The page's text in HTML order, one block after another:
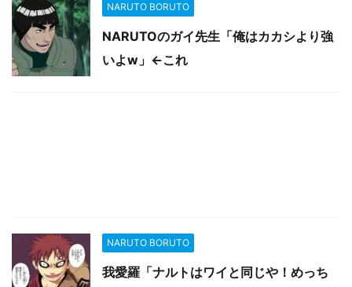
NARUTO BORUTO
NARUTOのガイ先生「俺はカカシより強
いよw」←これ
NARUTO BORUTO
我愛羅「ナルトはワイと同じや！めっち